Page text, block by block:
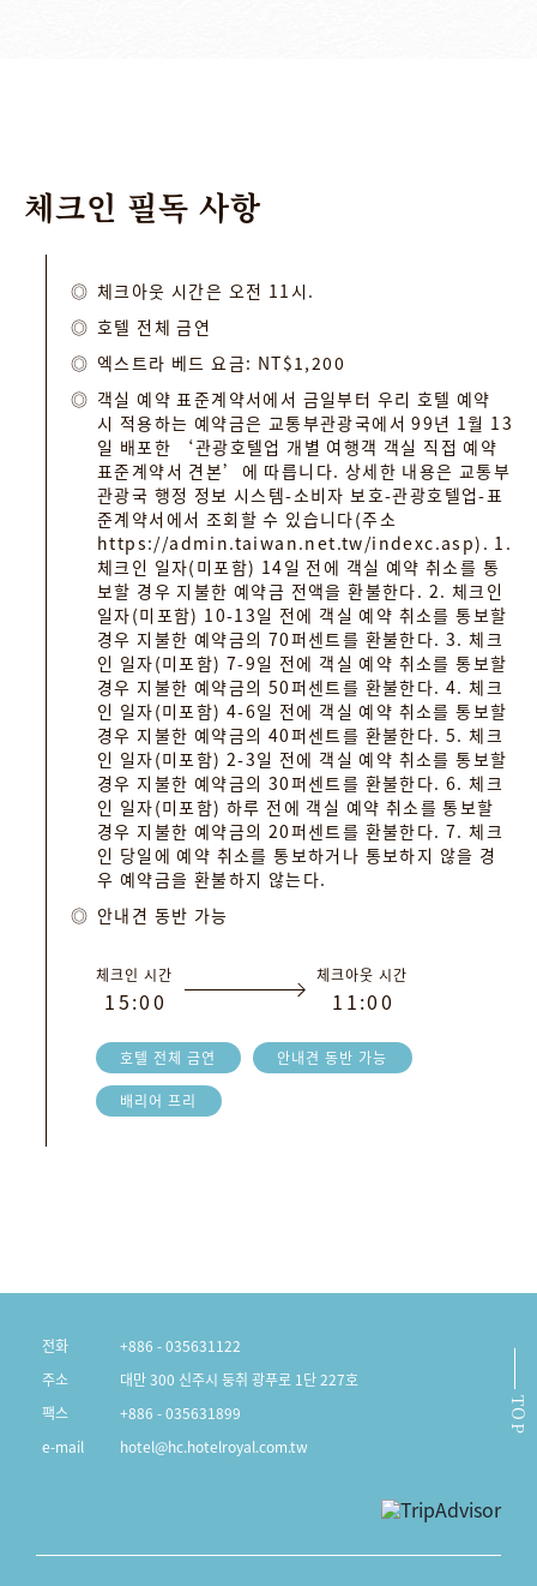
체크인 필독 사항
체크아웃 시간은 오전 11시.
호텔 전체 금연
엑스트라 베드 요금: NT$1,200
객실 예약 표준계약서에서 금일부터 우리 호텔 예약
시 적용하는 예약금은 교통부관광국에서 99년 1월 13
일 배포한 ‘관광호텔업 개별 여행객 객실 직접 예약
표준계약서 견본’에 따릅니다. 상세한 내용은 교통부
관광국 행정 정보 시스템-소비자 보호-관광호텔업-표
준계약서에서 조회할 수 있습니다(주소
https://admin.taiwan.net.tw/indexc.asp). 1.
체크인 일자(미포함) 14일 전에 객실 예약 취소를 통
보할 경우 지불한 예약금 전액을 환불한다. 2. 체크인
일자(미포함) 10-13일 전에 객실 예약 취소를 통보할
경우 지불한 예약금의 70퍼센트를 환불한다. 3. 체크
인 일자(미포함) 7-9일 전에 객실 예약 취소를 통보할
경우 지불한 예약금의 50퍼센트를 환불한다. 4. 체크
인 일자(미포함) 4-6일 전에 객실 예약 취소를 통보할
경우 지불한 예약금의 40퍼센트를 환불한다. 5. 체크
인 일자(미포함) 2-3일 전에 객실 예약 취소를 통보할
경우 지불한 예약금의 30퍼센트를 환불한다. 6. 체크
인 일자(미포함) 하루 전에 객실 예약 취소를 통보할
경우 지불한 예약금의 20퍼센트를 환불한다. 7. 체크
인 당일에 예약 취소를 통보하거나 통보하지 않을 경
우 예약금을 환불하지 않는다.
안내견 동반 가능
체크인 시간
15:00
체크아웃 시간
1 1:00
호텔 전체 금연 안내견 동반 가능
배리어 프리
TOP
전화
+886 - 035631122
주소
대만 300 신주시 둥취 광푸로 1단 227호
팩스
+886 - 035631899
e-mail
hotel@hc.hotelroyal.com.tw